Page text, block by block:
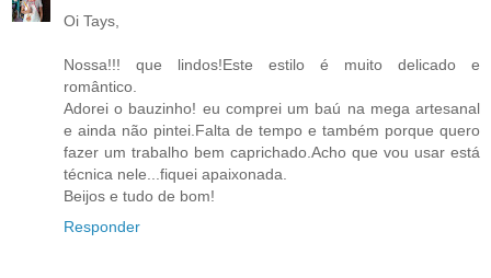
Oi Tays,
Nossa!!! que lindos!Este estilo é muito delicado e
romântico.
Adorei o bauzinho! eu comprei um baú na mega artesanal
e ainda não pintei.Falta de tempo e também porque quero
fazer um trabalho bem caprichado.Acho que vou usar está
técnica nele...fiquei apaixonada.
Beijos e tudo de bom!
Responder